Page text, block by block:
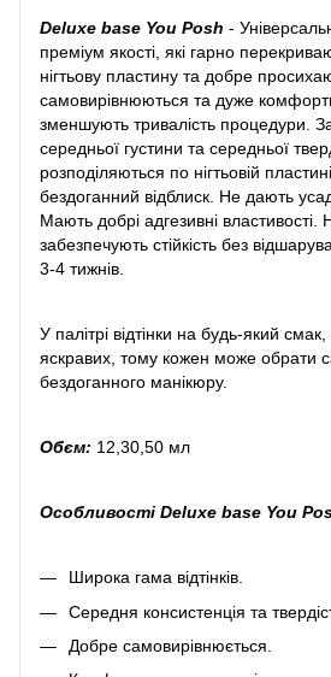
Deluxe base You Posh -
преміум якості, які гарно
нігтьову пластину та добре
самовирівнюються та дуже
зменшують тривалість процедури.
середньої густини та середньої
розподіляються по нігтьовій
бездоганний відблиск. Не дають
Мають добрі адгезивні властивості.
забезпечують стійкість без
3-4 тижнів.
У палітрі відтінки на будь-який
яскравих, тому кожен може обрати
бездоганного манікюру.
Обєм: 12,30,50 мл
Особливості Deluxe base You
Широка гама відтінків.
Середня консистенція та
Добре самовирівнюється.